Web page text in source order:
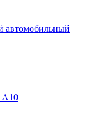
автомобильный
A10